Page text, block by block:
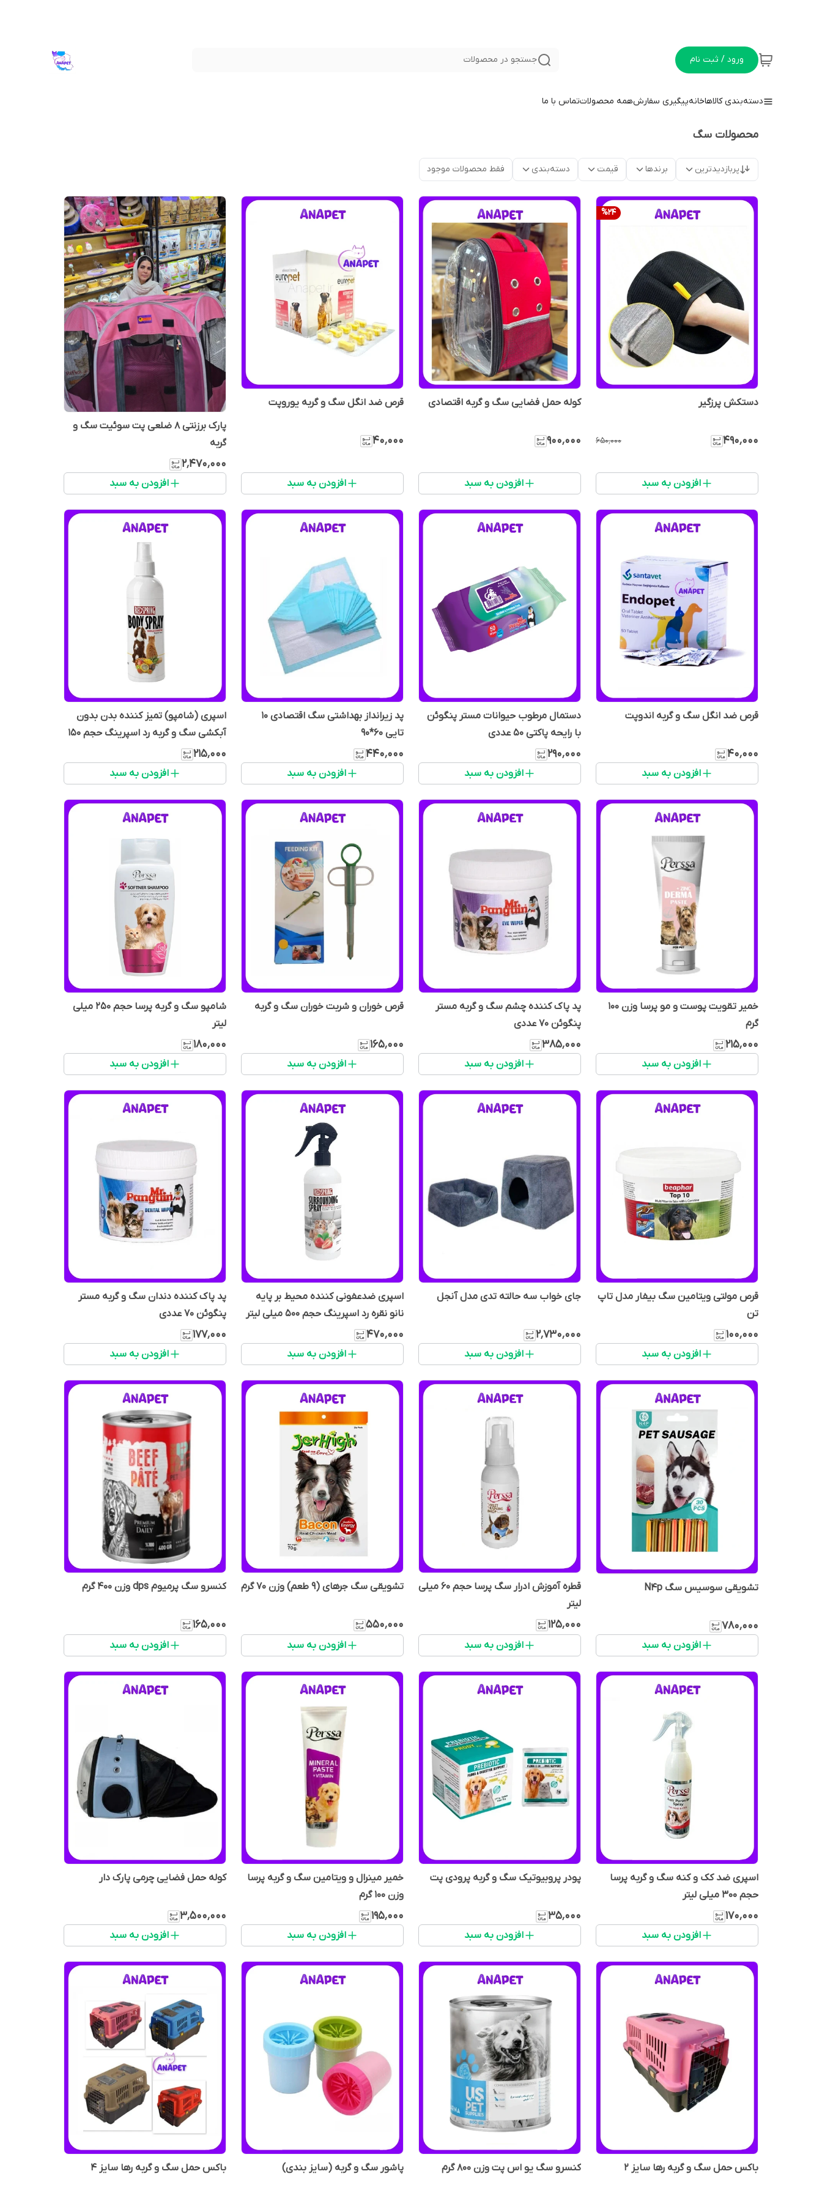
ورود / ثبت نام جستجو در محصولات
دسته‌بندی کالاهاخانهپیگیری سفارشهمه محصولاتتماس با ما
محصولات سگ
پربازدیدترین برندها قیمت دسته‌بندی فقط محصولات موجود
%24
دستکش پرزگیر
۴۹۰٬۰۰۰ ۶۵۰٬۰۰۰
افزودن به سبد
کوله حمل فضایی سگ و گربه اقتصادی
۹۰۰٬۰۰۰
افزودن به سبد
قرص ضد انگل سگ و گربه یوروپت
۴۰٬۰۰۰
افزودن به سبد
پارک برزنتی ۸ ضلعی پت سوئیت سگ و
گربه
۲٬۴۷۰٬۰۰۰
افزودن به سبد
قرص ضد انگل سگ و گربه اندوپت
۴۰٬۰۰۰
افزودن به سبد
دستمال مرطوب حیوانات مستر پنگوئن
با رایحه پاکتی ۵۰ عددی
۲۹۰٬۰۰۰
افزودن به سبد
پد زیرانداز بهداشتی سگ اقتصادی ۱۰
تایی ۶۰*۹۰
۴۴۰٬۰۰۰
افزودن به سبد
اسپری (شامپو) تمیز کننده بدن بدون
آبکشی سگ و گربه رد اسپرینگ حجم 150
میلی لیتر
۲۱۵٬۰۰۰
افزودن به سبد
خمیر تقویت پوست و مو پرسا وزن 100
گرم
۲۱۵٬۰۰۰
افزودن به سبد
پد پاک کننده چشم سگ و گربه مستر
پنگوئن ۷۰ عددی
۳۸۵٬۰۰۰
افزودن به سبد
قرص خوران و شربت خوران سگ و گربه
۱۶۵٬۰۰۰
افزودن به سبد
شامپو سگ و گربه پرسا حجم 250 میلی
لیتر
۱۸۰٬۰۰۰
افزودن به سبد
قرص مولتی ویتامین سگ بیفار مدل تاپ
تن
۱۰۰٬۰۰۰
افزودن به سبد
جای خواب سه حالته تدی مدل آنجل
۲٬۷۳۰٬۰۰۰
افزودن به سبد
اسپری ضدعفونی کننده محیط بر پایه
نانو نقره رد اسپرینگ حجم 500 میلی لیتر
۴۷۰٬۰۰۰
افزودن به سبد
پد پاک کننده دندان سگ و گربه مستر
پنگوئن ۷۰ عددی
۱۷۷٬۰۰۰
افزودن به سبد
تشویقی سوسیس سگ N4p
۷۸۰٬۰۰۰
افزودن به سبد
قطره آموزش ادرار سگ پرسا حجم 60 میلی
لیتر
۱۲۵٬۰۰۰
افزودن به سبد
تشویقی سگ جرهای (9 طعم) وزن 70 گرم
۵۵۰٬۰۰۰
افزودن به سبد
کنسرو سگ پرمیوم dps وزن 400 گرم
۱۶۵٬۰۰۰
افزودن به سبد
اسپری ضد کک و کنه سگ و گربه پرسا
حجم 300 میلی لیتر
۱۷۰٬۰۰۰
افزودن به سبد
پودر پروبیوتیک سگ و گربه پرودی پت
۳۵٬۰۰۰
افزودن به سبد
خمیر مینرال و ویتامین سگ و گربه پرسا
وزن 100 گرم
۱۹۵٬۰۰۰
افزودن به سبد
کوله حمل فضایی چرمی پارک دار
۳٬۵۰۰٬۰۰۰
افزودن به سبد
باکس حمل سگ و گربه رها سایز 2 کنسرو سگ یو اس پت وزن 800 گرم پاشور سگ و گربه (سایز بندی) باکس حمل سگ و گربه رها سایز 4